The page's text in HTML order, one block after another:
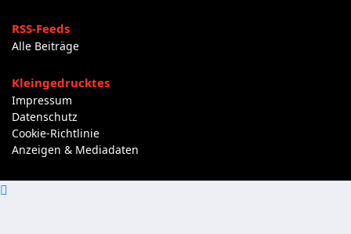
RSS-Feeds
Alle Beiträge
Kleingedrucktes
Impressum
Datenschutz
Cookie-Richtlinie
Anzeigen & Mediadaten